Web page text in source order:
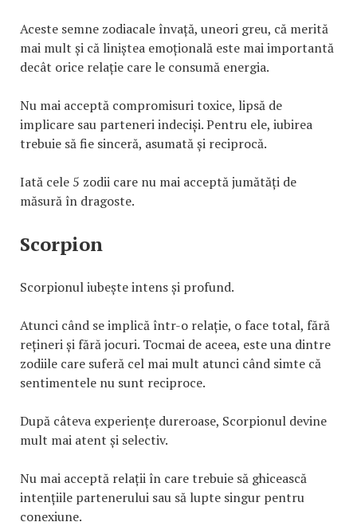
Aceste semne zodiacale învață, uneori greu, că merită
mai mult și că liniștea emoțională este mai importantă
decât orice relație care le consumă energia.
Nu mai acceptă compromisuri toxice, lipsă de
implicare sau parteneri indeciși. Pentru ele, iubirea
trebuie să fie sinceră, asumată și reciprocă.
Iată cele 5 zodii care nu mai acceptă jumătăți de
măsură în dragoste.
Scorpion
Scorpionul iubește intens și profund.
Atunci când se implică într-o relație, o face total, fără
rețineri și fără jocuri. Tocmai de aceea, este una dintre
zodiile care suferă cel mai mult atunci când simte că
sentimentele nu sunt reciproce.
După câteva experiențe dureroase, Scorpionul devine
mult mai atent și selectiv.
Nu mai acceptă relații în care trebuie să ghicească
intențiile partenerului sau să lupte singur pentru
conexiune.